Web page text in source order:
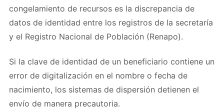
congelamiento de recursos es la discrepancia de
datos de identidad entre los registros de la secretaría
y el Registro Nacional de Población (Renapo).
Si la clave de identidad de un beneficiario contiene un
error de digitalización en el nombre o fecha de
nacimiento, los sistemas de dispersión detienen el
envío de manera precautoria.